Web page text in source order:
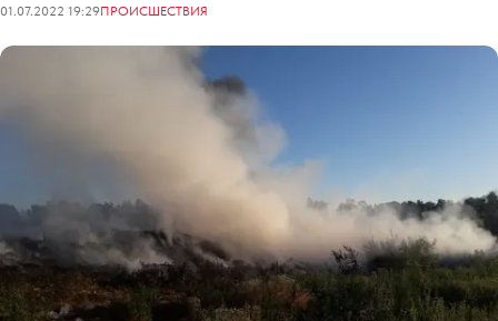
01.07.2022 19:29ПРОИСШЕСТВИЯ